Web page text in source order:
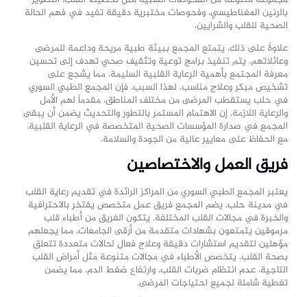
بالرنين المغناطيسي، وفحوصات مختبرية دقيقة تفيد في فهم الحالة
الصحية للقلب والشرايين.
علاوةً على ذلك، يتمتع المجمع ببيئة طبية مريحة وداعمة للمرضى
وعائلاتهم. يتم تنفيذ برامج توعية وتثقيف صحي تهدف إلى تحسين
معرفة المجتمع بأهمية الرعاية القلبية السليمة، مما يشجع على
تشخيص مبكر وعلاج مناسب. لهذا السبب، فإن المجمع الطبي السوري
في حلب يستقطب المرضى من مختلف المناطق، مقدماً لهم الأمل
والرعاية اللازمة. إن الاهتمام المستمر بالتطور والتحديث يضمن أن يبقى
المجمع في صدارة المؤسسات الصحية المتخصصة في الرعاية القلبية،
مع الحفاظ على معايير عالية من الجودة والسلامة.
فريق العمل والاختصاصين
يعتبر المجمع الطبي السوري من المراكز الرائدة في تقديم رعاية القلب
في مدينة حلب. يضم المجمع فريق عمل متخصص يفتخر بالاحترافية
والخبرة في مجالات القلب المختلفة. يتكون الفريق من أطباء قلب
مرموقين يتمتعون بشهادات متقدمة من أرقى الجامعات، مما يجعلهم
مؤهلين لتقديم استشارات دقيقة وعلاج فعال لحالات متعددة تتعلق
بصحة القلب. يتخصص الأطباء في مجالات متنوعة مثل أمراض القلب
التاجية، عدم انتظام ضربات القلب، وارتفاع ضغط الدم، مما يضمن
تغطية شاملة لجميع احتياجات المرضى.